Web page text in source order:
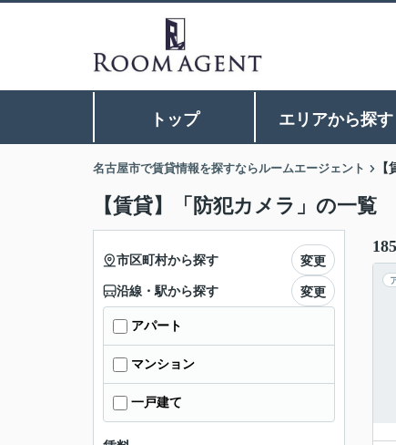
トップ エリアから探す
名古屋市で賃貸情報を探すならルームエージェント
【賃貸】「防犯カメラ」の一覧
185
市区町村から探す 変更
沿線・駅から探す 変更
アパート
マンション
一戸建て